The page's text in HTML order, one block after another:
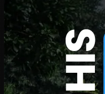
スケジュール
選手ランキングニュース視聴